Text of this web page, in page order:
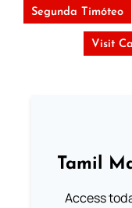
Segunda Timóteo
Visit
Tamil
Access